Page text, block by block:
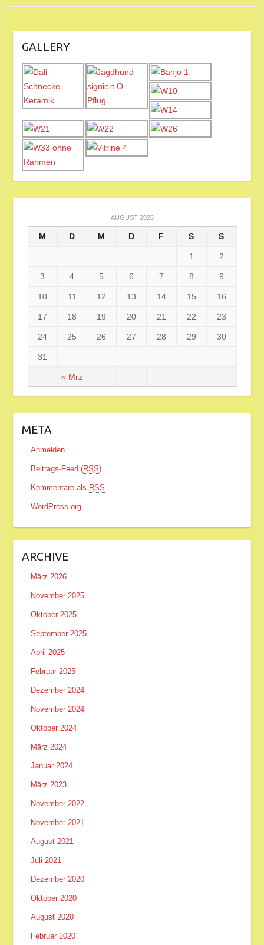
GALLERY
AUGUST 2026
M D M D F S S
« Mrz
1 2
3 4 5 6 7 8 9
10 11 12 13 14 15 16
17 18 19 20 21 22 23
24 25 26 27 28 29 30
31
META
Anmelden
Beitrags-Feed (RSS)
Kommentare als RSS
WordPress.org
ARCHIVE
März 2026
November 2025
Oktober 2025
September 2025
April 2025
Februar 2025
Dezember 2024
November 2024
Oktober 2024
März 2024
Januar 2024
März 2023
November 2022
November 2021
August 2021
Juli 2021
Dezember 2020
Oktober 2020
August 2020
Februar 2020